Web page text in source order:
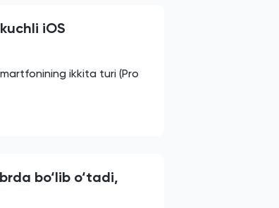
iOS
ikkita turi (Pro
bo‘lib o‘tadi,